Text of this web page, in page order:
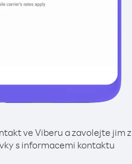
ve Viberu a zavolejte jim z
s informacemi kontaktu